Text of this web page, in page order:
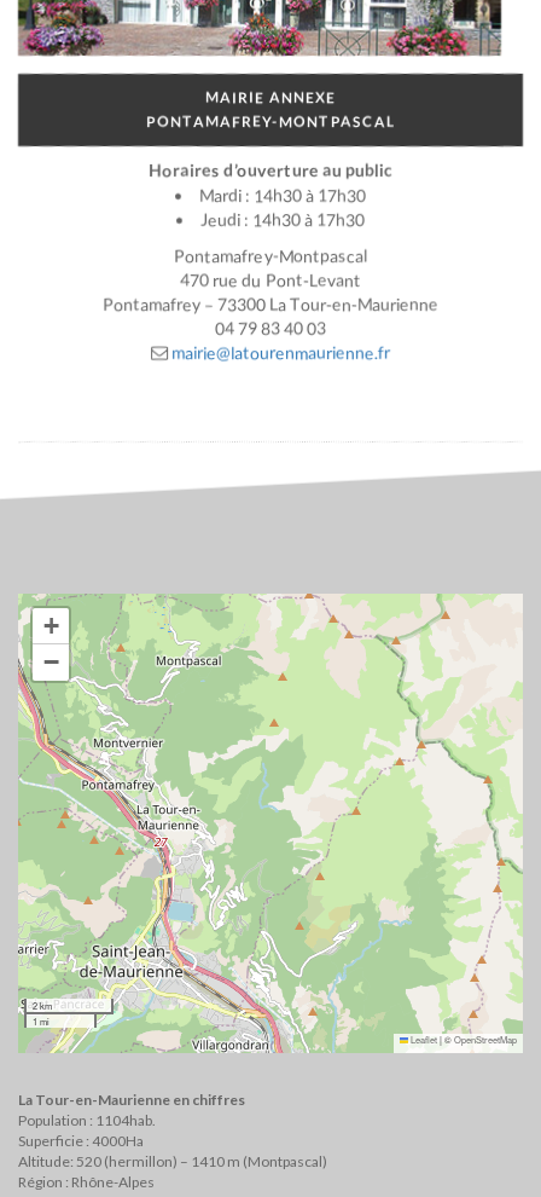
MAIRIE ANNEXE
PONTAMAFREY-MONTPASCAL
Horaires d’ouverture au public
Mardi : 14h30 à 17h30
Jeudi : 14h30 à 17h30
Pontamafrey-Montpascal
470 rue du Pont-Levant
Pontamafrey – 73300 La Tour-en-Maurienne
04 79 83 40 03
mairie@latourenmaurienne.fr
+
−
2 km
1 mi
Leaflet|©OpenStreetMap
La Tour-en-Maurienne en chiffres
Population : 1104hab.
Superficie : 4000Ha
Altitude: 520 (hermillon) – 1410 m (Montpascal)
Région : Rhône-Alpes